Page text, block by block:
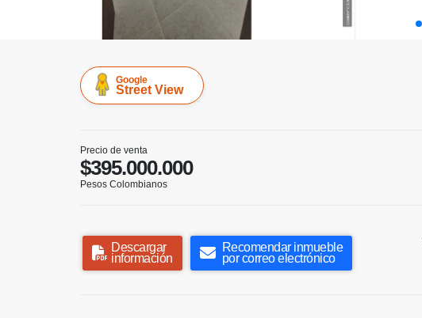
Google
Street View
Precio de venta
$395.000.000
Pesos Colombianos
Descargar
información
Recomendar inmueble
por correo electrónico